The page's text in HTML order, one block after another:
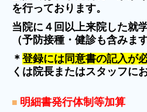
を行っております。
当院に４回以上来院した就
（予防接種・健診も含みます
＊ 登録には同意書の記入が
くは院長またはスタッフに
■ 明細書発行体制等加算